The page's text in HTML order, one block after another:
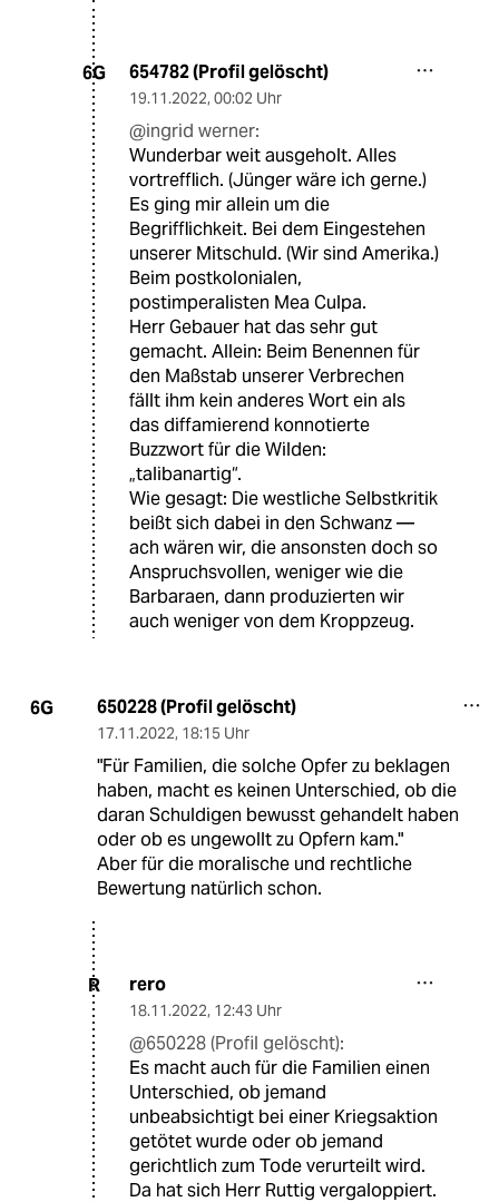
6G 654782 (Profil gelöscht)
19.11.2022, 00:02 Uhr
@ingrid werner:
Wunderbar weit ausgeholt. Alles
vortrefflich. (Jünger wäre ich gerne.)
Es ging mir allein um die
Begrifflichkeit. Bei dem Eingestehen
unserer Mitschuld. (Wir sind Amerika.)
Beim postkolonialen,
postimperalisten Mea Culpa.
Herr Gebauer hat das sehr gut
gemacht. Allein: Beim Benennen für
den Maßstab unserer Verbrechen
fällt ihm kein anderes Wort ein als
das diffamierend konnotierte
Buzzwort für die Wilden:
„talibanartig“.
Wie gesagt: Die westliche Selbstkritik
beißt sich dabei in den Schwanz —
ach wären wir, die ansonsten doch so
Anspruchsvollen, weniger wie die
Barbaraen, dann produzierten wir
auch weniger von dem Kroppzeug.
6G 650228 (Profil gelöscht)
17.11.2022, 18:15 Uhr
"Für Familien, die solche Opfer zu beklagen
haben, macht es keinen Unterschied, ob die
daran Schuldigen bewusst gehandelt haben
oder ob es ungewollt zu Opfern kam."
Aber für die moralische und rechtliche
Bewertung natürlich schon.
R rero
18.11.2022, 12:43 Uhr
@650228 (Profil gelöscht):
Es macht auch für die Familien einen
Unterschied, ob jemand
unbeabsichtigt bei einer Kriegsaktion
getötet wurde oder ob jemand
gerichtlich zum Tode verurteilt wird.
Da hat sich Herr Ruttig vergaloppiert.